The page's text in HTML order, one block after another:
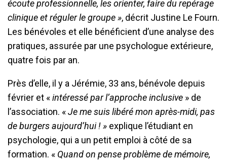
écoute professionnelle, les orienter, faire du repérage
clinique et réguler le groupe », décrit Justine Le Fourn.
Les bénévoles et elle bénéficient d’une analyse des
pratiques, assurée par une psychologue extérieure,
quatre fois par an.
Près d’elle, il y a Jérémie, 33 ans, bénévole depuis
février et «intéressé par l’approche inclusive » de
l’association. «Je me suis libéré mon après-midi, pas
de burgers aujourd’hui ! » explique l’étudiant en
psychologie, qui a un petit emploi à côté de sa
formation. « Quand on pense problème de mémoire,